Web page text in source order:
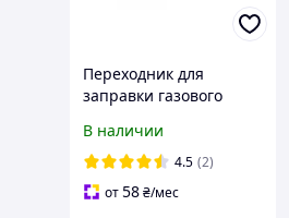
Переходник для
заправки газового
В наличии
4.5 (2)
от58₴/мес